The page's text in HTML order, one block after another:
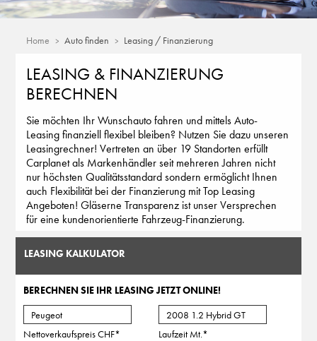
Home Auto finden Leasing / Finanzierung
LEASING & FINANZIERUNG
BERECHNEN
Sie möchten Ihr Wunschauto fahren und mittels Auto-
Leasing finanziell flexibel bleiben? Nutzen Sie dazu unseren
Leasingrechner! Vertreten an über 19 Standorten erfüllt
Carplanet als Markenhändler seit mehreren Jahren nicht
nur höchsten Qualitätsstandard sondern ermöglicht Ihnen
auch Flexibilität bei der Finanzierung mit Top Leasing
Angeboten! Gläserne Transparenz ist unser Versprechen
für eine kundenorientierte Fahrzeug-Finanzierung.
LEASING KALKULATOR
BERECHNEN SIE IHR LEASING JETZT ONLINE!
Nettoverkaufspreis CHF* Laufzeit Mt.*